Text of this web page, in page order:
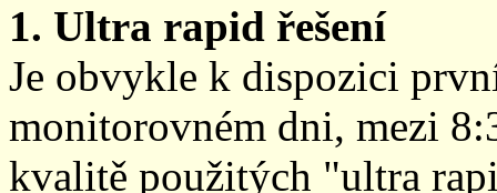
1. Ultra rapid řešení
Je obvykle k dispozici
monitorovném dni, mezi
kvalitě použitých "ultra